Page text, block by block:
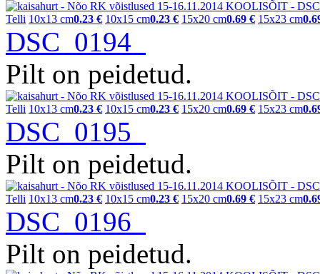
Telli 10x13 cm0.23 € 10x15 cm0.23 € 15x20 cm0.69 € 15x23 cm
DSC_0194
Pilt on peidetud.
Telli 10x13 cm0.23 € 10x15 cm0.23 € 15x20 cm0.69 € 15x23 cm
DSC_0195
Pilt on peidetud.
Telli 10x13 cm0.23 € 10x15 cm0.23 € 15x20 cm0.69 € 15x23 cm
DSC_0196
Pilt on peidetud.